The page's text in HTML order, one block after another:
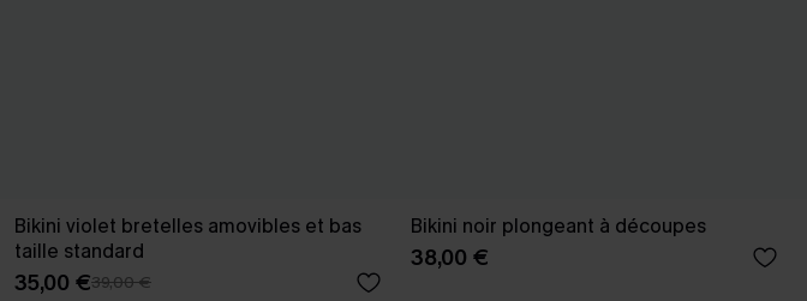
Bikini violet bretelles amovibles et bas
taille standard
35,00 €39,00 €
Bikini noir plongeant à découpes
38,00 €